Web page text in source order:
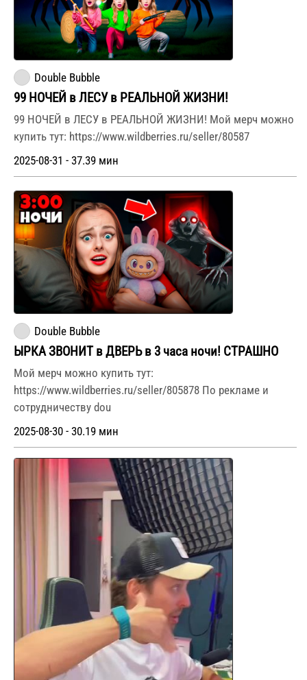
Double Bubble
99 НОЧЕЙ в ЛЕСУ в РЕАЛЬНОЙ ЖИЗНИ!
99 НОЧЕЙ в ЛЕСУ в РЕАЛЬНОЙ ЖИЗНИ! Мой мерч можно
купить тут: https://www.wildberries.ru/seller/80587
2025-08-31 - 37.39 мин
Double Bubble
ЫРКА ЗВОНИТ в ДВЕРЬ в 3 часа ночи! СТРАШНО
Мой мерч можно купить тут:
https://www.wildberries.ru/seller/805878 По рекламе и
сотрудничеству dou
2025-08-30 - 30.19 мин